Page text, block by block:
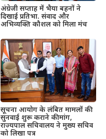
अंग्रेजी सप्ताह में भैया बहनों ने
दिखाई प्रतिभा. संवाद और
अभिव्यक्ति कौशल को मिला मंच
सूचना आयोग के लंबित मामलों की
सुनवाई शुरू कराने की मांग,
राज्यपाल सचिवालय ने मुख्य सचिव
को लिखा पत्र